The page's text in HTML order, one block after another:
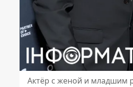
Актёр с женой и младшим